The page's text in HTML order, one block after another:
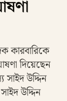
কারবারিকে
দিয়েছেন
উদ্দিন
উদ্দিন